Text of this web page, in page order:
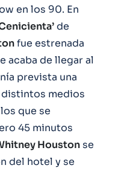
en los 90. En
de
fue estrenada
acaba de llegar al
prevista una
medios
que se
45 minutos
Houstonse
del hotel y se